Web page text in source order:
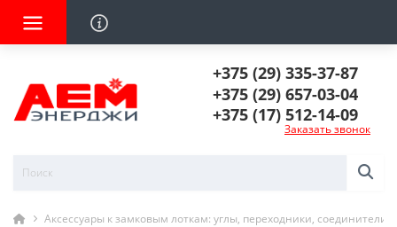
+375 (29) 335-37-87
+375 (29) 657-03-04
+375 (17) 512-14-09
Заказать звонок
Аксессуары к замковым лоткам: углы, переходники, соединители